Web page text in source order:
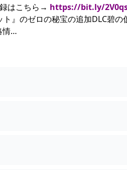
はこちら→ https://bit.ly/
』のゼロの秘宝の追加DLC碧
情…